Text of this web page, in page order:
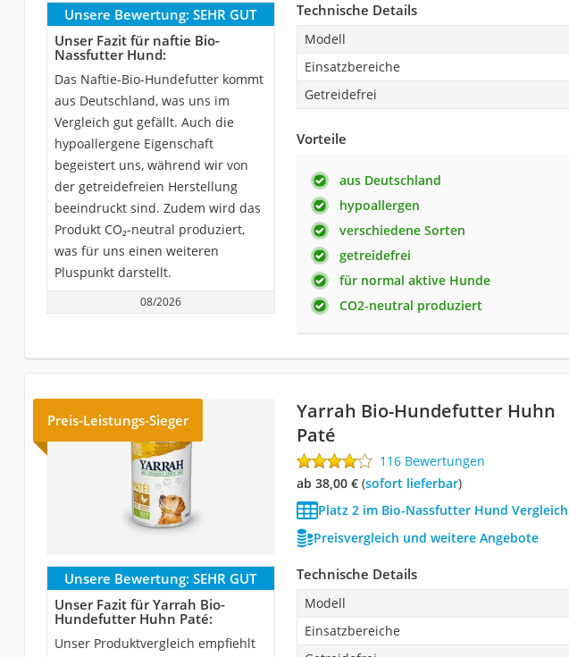
Unsere Bewertung: SEHR GUT
Unser Fazit für naftie Bio-
Nassfutter Hund:
Das Naftie-Bio-Hundefutter kommt
aus Deutschland, was uns im
Vergleich gut gefällt. Auch die
hypoallergene Eigenschaft
begeistert uns, während wir von
der getreidefreien Herstellung
beeindruckt sind. Zudem wird das
Produkt CO₂-neutral produziert,
was für uns einen weiteren
Pluspunkt darstellt.
08/2026
Technische Details
Modell
Einsatzbereiche
Getreidefrei
Vorteile
aus Deutschland
hypoallergen
verschiedene Sorten
getreidefrei
für normal aktive Hunde
CO2-neutral produziert
Preis-Leistungs-Sieger
Yarrah Bio-Hundefutter Huhn
Paté
116 Bewertungen
ab 38,00 €( Sofort lieferbar)
Platz 2 im Bio-Nassfutter Hund Vergleich
Preisvergleich und weitere Angebote
Unsere Bewertung: SEHR GUT
Unser Fazit für Yarrah Bio-
Hundefutter Huhn Paté:
Unser Produktvergleich empfiehlt
Technische Details
Modell
Einsatzbereiche